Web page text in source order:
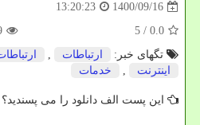
1400/09/16
13:20:23
0.0
/ 5
تگهای خبر:
ارتباطات ,
اینترنت
, خدمات
این پست الف دانلود را می پسندید؟